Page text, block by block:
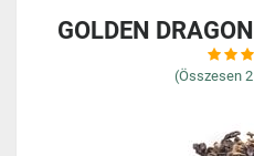
GOLDEN
(Összesen 2